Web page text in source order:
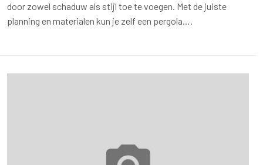
door zowel schaduw als stijl toe te voegen. Met de juiste
planning en materialen kun je zelf een pergola….